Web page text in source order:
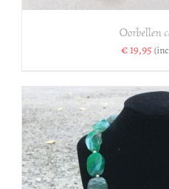
Oorbellen
€19,95